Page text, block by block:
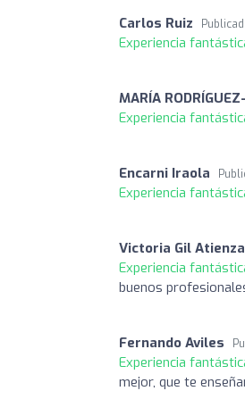
Carlos Ruiz
Experiencia
MARÍA
Experiencia
Encarni Iraola
Experiencia
Victoria Gil
Experiencia
buenos
Fernando Aviles
Experiencia
mejor, que te